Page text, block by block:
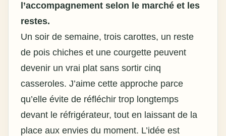
l’accompagnement selon le marché et les
restes.
Un soir de semaine, trois carottes, un reste
de pois chiches et une courgette peuvent
devenir un vrai plat sans sortir cinq
casseroles. J’aime cette approche parce
qu’elle évite de réfléchir trop longtemps
devant le réfrigérateur, tout en laissant de la
place aux envies du moment. L’idée est